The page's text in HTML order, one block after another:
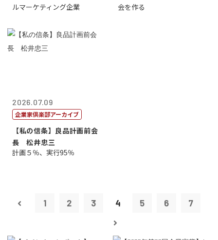
ルマーケティング企業
会を作る
2026.07.09
企業家倶楽部アーカイブ
【私の信条】良品計画前会
長 松井忠三
計画５％、実行95％
1 2 3 4 5 6 7